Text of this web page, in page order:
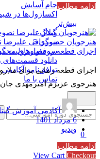
جام آسایش
اکسازول‌ها در
بیش‌تر
وبلاگ
بیوگرافی
سرفصل‌های
دانلود قسمت‌های
توافق‌نامه آکادمی
تماس با ما
0
Subtotal 0 تومان
View Cart Checkout
ادامه مطلب
هنرجویان حضوری5
اجرای قطعه رومئو و ژولیت
اجرای قطعه زمانی برای
هنرجوی عزیزم امیرمهدی
آکادمی آموزش
6 مرداد 1401
ویدیو
ادامه مطلب